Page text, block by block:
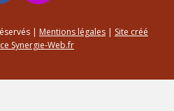
| Mentions légales| Site créé
Synergie-Web.fr